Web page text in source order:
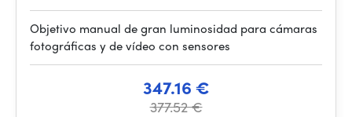
Objetivo manual de gran luminosidad para cámaras
fotográficas y de vídeo con sensores
347.16 €
377.52 €